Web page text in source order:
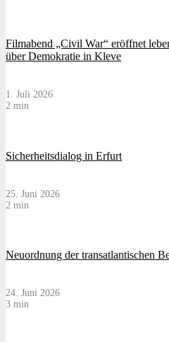
Filmabend „Civil War“ eröffnet
über Demokratie in Kleve
1. Juli 2026
2 min
Sicherheitsdialog in Erfurt
25. Juni 2026
2 min
Neuordnung der transatlantischen
24. Juni 2026
3 min